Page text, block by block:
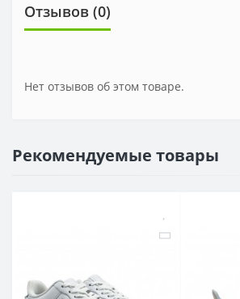
Отзывов (0)
Нет отзывов об этом товаре.
Рекомендуемые товары